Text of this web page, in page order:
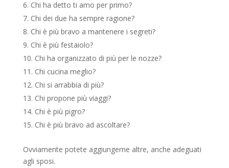
Chi ha detto ti amo per primo?
Chi dei due ha sempre ragione?
Chi è più bravo a mantenere i segreti?
Chi è più festaiolo?
Chi ha organizzato di più per le nozze?
Chi cucina meglio?
Chi si arrabbia di più?
Chi propone più viaggi?
Chi è più pigro?
Chi è più bravo ad ascoltare?
Ovviamente potete aggiungerne altre, anche adeguati
agli sposi.